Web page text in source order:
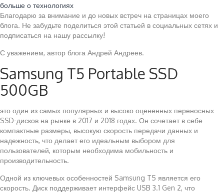
больше о технологиях
Благодарю за внимание и до новых встреч на страницах моего
блога. Не забудьте поделиться этой статьей в социальных сетях и
подписаться на нашу рассылку!
С уважением, автор блога Андрей Андреев.
Samsung T5 Portable SSD
500GB
это один из самых популярных и высоко оцененных переносных
SSD-дисков на рынке в 2017 и 2018 годах. Он сочетает в себе
компактные размеры, высокую скорость передачи данных и
надежность, что делает его идеальным выбором для
пользователей, которым необходима мобильность и
производительность.
Одной из ключевых особенностей Samsung T5 является его
скорость. Диск поддерживает интерфейс USB 3.1 Gen 2, что